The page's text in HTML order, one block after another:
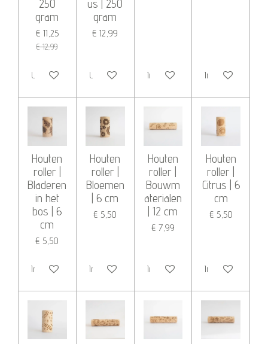
250
gram
€ 11,25
€ 12,99
Uitverkocht
us | 250
gram
€ 12,99
Uitverkocht In winkelwagen In winkelwagen
Houten
roller |
Bladeren
in het
bos | 6
cm
€ 5,50
In winkelwagen
Houten
roller |
Bloemen
| 6 cm
€ 5,50
In winkelwagen
Houten
roller |
Bouwm
aterialen
| 12 cm
€ 7,99
In winkelwagen
Houten
roller |
Citrus | 6
cm
€ 5,50
In winkelwagen